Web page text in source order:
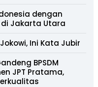
dengan
di Jakarta Utara
Ini Kata Jubir
BPSDM
JPT Pratama,